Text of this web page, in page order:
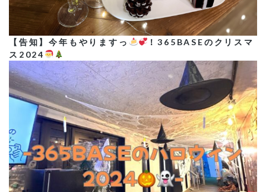
【告知】今年もやりますっ
！365BASEのクリスマ
ス2024